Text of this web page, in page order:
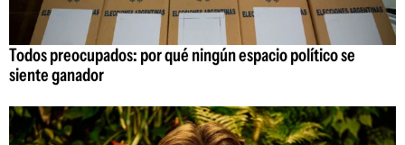
Todos preocupados: por qué ningún espacio político se
siente ganador